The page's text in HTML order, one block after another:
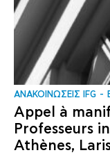
ΑΝΑΚΟΙΝΩΣΕΙΣ IFG
Appel à
Professeurs
Athènes,